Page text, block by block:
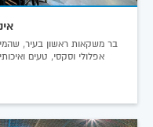
בר משקאות ראשון בעיר,
אפלולי וסקסי, טעים